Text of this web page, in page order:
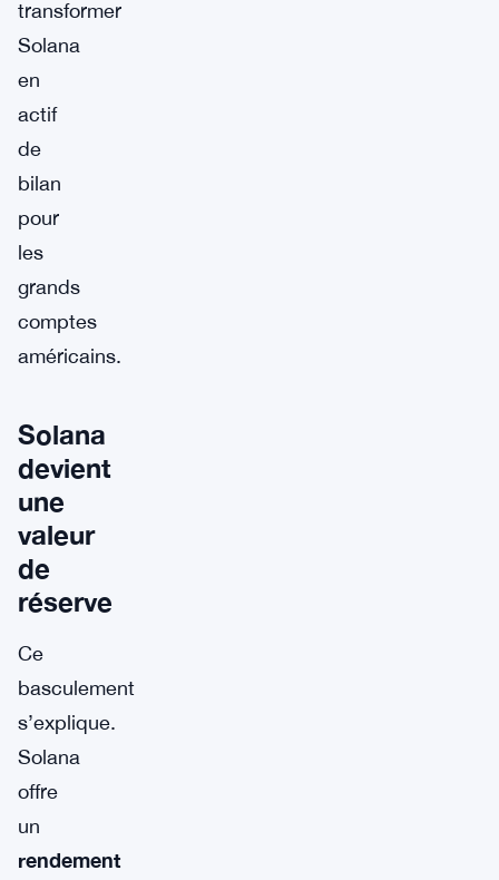
transformer
Solana
en
actif
de
bilan
pour
les
grands
comptes
américains.
Solana
devient
une
valeur
de
réserve
Ce
basculement
s’explique.
Solana
offre
un
rendement